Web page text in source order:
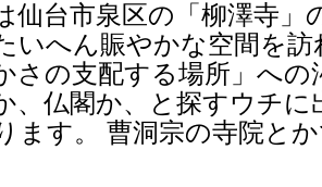
仙台市泉区の「柳澤寺」
いへん賑やかな空間を
さの支配する場所」へ
、仏閣か、と探すウチに
ます。 曹洞宗の寺院と